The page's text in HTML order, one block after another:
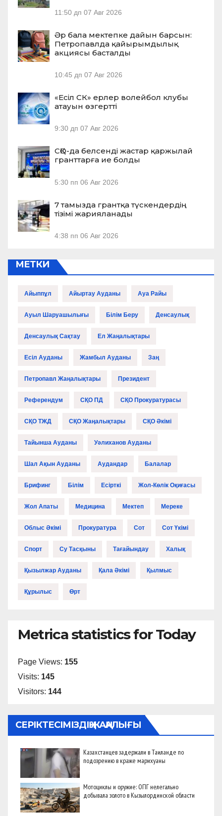
11:50 дп 07 Авг 2026
Әр бала мектепке дайын барсын:
Петропавлда қайырымдылық
акциясы басталды
10:45 дп 07 Авг 2026
«Есіл СК» ерлер волейбол клубы
атауын өзгертті
9:30 дп 07 Авг 2026
СҚО-да белсенді жастар қаржылай
гранттарға ие болды
5:30 пп 06 Авг 2026
7 тамызда грантқа түскендердің
тізімі жарияланады
4:38 пп 06 Авг 2026
МЕТКИ
Айыппұл Айыртау Ауданы Ауа Райы
Ауыл Шаруашылығы Білім Беру Денсаулық
Денсаулық Сақтау Ел Жаңалықтары
Есіл Ауданы Жамбыл Ауданы Заң
Петропавл Жаңалықтары Президент
Референдум СҚО ПД СҚО Прокуратурасы
СҚО ТЖД СҚО Жаңалықтары СҚО Әкімі
Тайынша Ауданы Уәлиханов Ауданы
Шал Ақын Ауданы Аудандар Балалар
Брифинг Білім Есірткі Жол-Көлік Оқиғасы
Жол Апаты Медицина Мектеп Мереке
Облыс Әкімі Прокуратура Сот Сот Үкімі
Спорт Су Тасқыны Тағайындау Халық
Қызылжар Ауданы Қала Әкімі Қылмыс
Құрылыс Өрт
Metrica statistics for Today
Page Views: 155
Visits: 145
Visitors: 144
СЕРІКТЕСІМІЗДІҢ ЖАҢАЛЫҒЫ
Казахстанцев задержали в Таиланде по
подозрению в краже марихуаны
Мотоциклы и оружие: ОПГ нелегально
добывала золото в Кызылординской области